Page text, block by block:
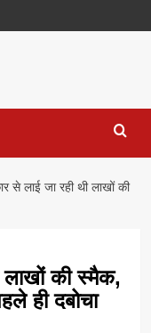
से लाई जा रही थी लाखों की
लाखों की स्मैक,
ही दबोचा